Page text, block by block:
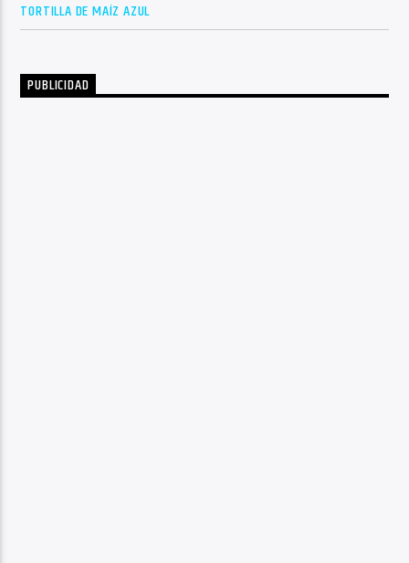
TORTILLA DE MAÍZ AZUL
PUBLICIDAD